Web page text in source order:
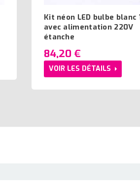
Kit néon LED bulbe blanc
avec alimentation 220V
étanche
84,20 €
VOIR LES DÉTAILS